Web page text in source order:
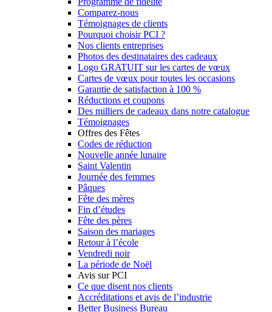
Comparez-nous
Témoignages de clients
Pourquoi choisir PCI ?
Nos clients entreprises
Photos des destinataires des cadeaux
Logo GRATUIT sur les cartes de vœux
Cartes de vœux pour toutes les occasions
Garantie de satisfaction à 100 %
Réductions et coupons
Des milliers de cadeaux dans notre catalogue
Témoignages
Offres des Fêtes
Codes de réduction
Nouvelle année lunaire
Saint Valentin
Journée des femmes
Pâques
Fête des mères
Fin d’études
Fête des pères
Saison des mariages
Retour à l’école
Vendredi noir
La période de Noël
Avis sur PCI
Ce que disent nos clients
Accréditations et avis de l’industrie
Better Business Bureau